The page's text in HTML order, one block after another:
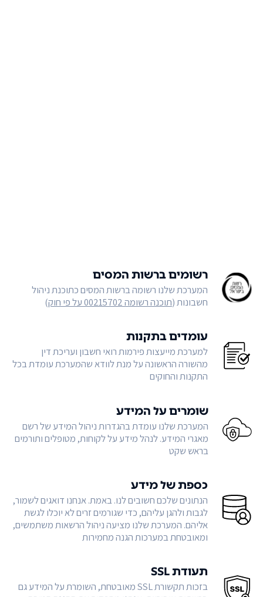
רשומים ברשות המסים
המערכת שלנו רשומה ברשות המסים כתוכנת ניהול
חשבונות (תוכנה רשומה 00215702 על פי חוק )
עומדים בתקנות
למערכת מייעצות פירמות רואי חשבון ועריכת דין
מהשורה הראשונה על מנת לוודא שהמערכת עומדת בכל
התקנות והחוקים
שומרים על המידע
המערכת שלנו עומדת בהגדרות ניהול המידע של רשם
מאגרי המידע. לנהל מידע על לקוחות, מטופלים ותורמים
בראש שקט
כספת של מידע
הנתונים שלכם חשובים לנו. באמת. אנחנו דואגים לשמור,
לגבות ולהגן עליהם, כדי שגורמים זרים לא יוכלו לגשת
אליהם. המערכת שלנו מציעה ניהול הרשאות משתמשים,
ומאובטחת במערכות הגנה מחמירות
תעודת SSL
בזכות תקשורת SSL מאובטחת, השומרת על המידע גם